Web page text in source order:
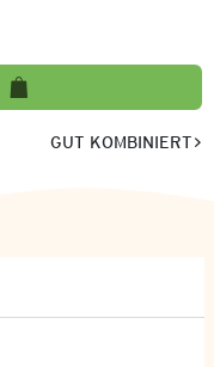
GUT KOMBINIERT